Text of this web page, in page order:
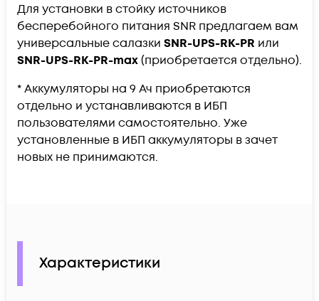
Для установки в стойку источников
бесперебойного питания SNR предлагаем вам
универсальные салазки SNR-UPS-RK-PR или
SNR-UPS-RK-PR-max(приобретается отдельно).
* Аккумуляторы на 9 Ач приобретаются
отдельно и устанавливаются в ИБП
пользователями самостоятельно. Уже
установленные в ИБП аккумуляторы в зачет
новых не принимаются.
Характеристики